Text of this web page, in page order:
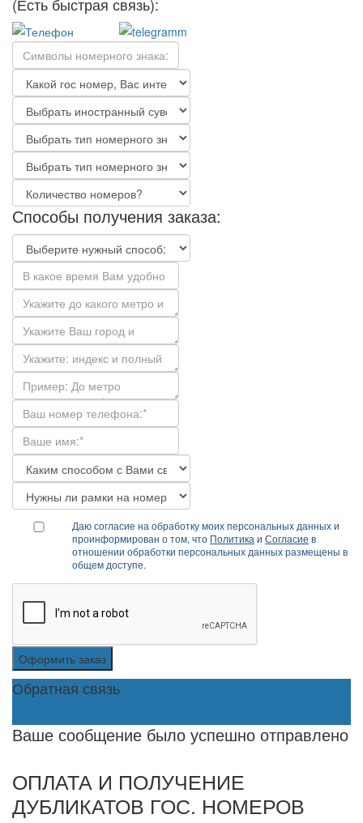
Способы получения заказа:
Даю согласие на обработку моих персональных данных и
проинформирован о том, что Политика иСогласие в
отношении обработки персональных данных размещены в
общем доступе.
Оформить заказ
Обратная связь
Ваше сообщение было успешно отправлено
ОПЛАТА И ПОЛУЧЕНИЕ
ДУБЛИКАТОВ ГОС. НОМЕРОВ